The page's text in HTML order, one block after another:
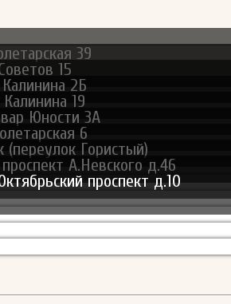
39
15
2Б
19
Юности 3А
6
Гористый)
А.Невского д.46
проспект д.10